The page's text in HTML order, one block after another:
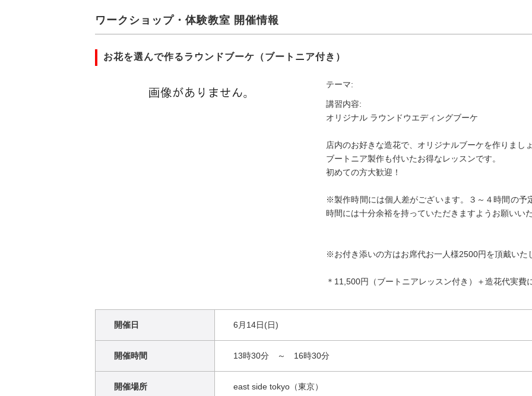
ワークショップ・体験教室 開催情報
お花を選んで作るラウンドブーケ（ブートニア付き）
テーマ:
講習内容:
オリジナル ラウンドウエディングブーケ
店内のお好きな造花で、オリジナルブーケを作りまし
ブートニア製作も付いたお得なレッスンです。
初めての方大歓迎！
※製作時間には個人差がございます。３～４時間の予
時間には十分余裕を持っていただきますようお願いい
※お付き添いの方はお席代お一人様2500円を頂戴いた
＊11,500円（ブートニアレッスン付き）＋造花代実費
開催日 6月14日(日)
開催時間 13時30分 ～ 16時30分
開催場所 east side tokyo（東京）